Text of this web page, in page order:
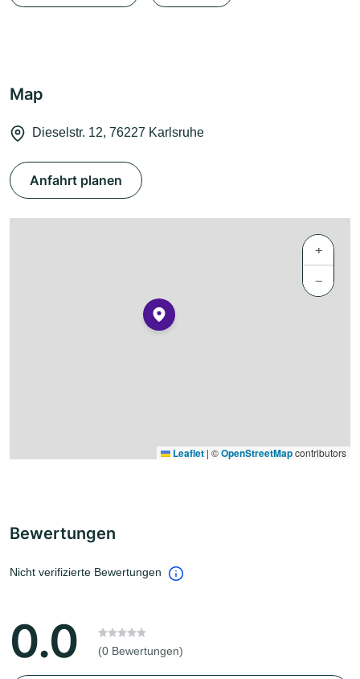
Map
Dieselstr. 12, 76227 Karlsruhe
Anfahrt planen
+
−
Leaflet | ©OpenStreetMapcontributors
Bewertungen
Nicht verifizierte Bewertungen
0.0 (0 Bewertungen)